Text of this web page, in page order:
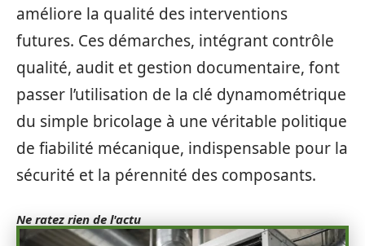
améliore la qualité des interventions
futures. Ces démarches, intégrant contrôle
qualité, audit et gestion documentaire, font
passer l’utilisation de la clé dynamométrique
du simple bricolage à une véritable politique
de fiabilité mécanique, indispensable pour la
sécurité et la pérennité des composants.
Ne ratez rien de l'actu